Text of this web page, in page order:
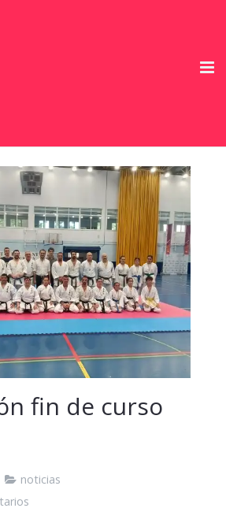
temporada 2026/27
fin de curso
noticias